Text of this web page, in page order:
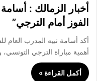
أخبار الزمالك :
الفوز أمام الترجي”
أكد أسامة نبيه المدرب العام
أهمية مباراة الترجي
أكمل القراءة »